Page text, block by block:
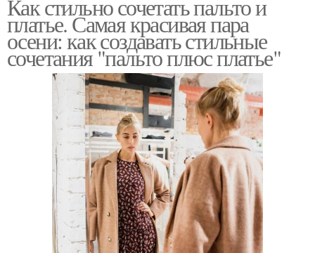
Как стильно сочетать пальто и
платье. Самая красивая пара
осени: как создавать стильные
сочетания "пальто плюс платье"